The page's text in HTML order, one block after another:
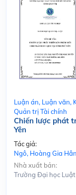
Luận án, Luận văn,
Quản trị Tài chính
Chiến lược phát
Yên
Tác giả:
Ngô, Hoàng Gia Hân
Nhà xuất bản:
Trường Đại học Luật